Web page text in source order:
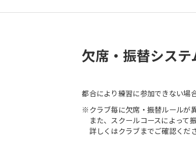
欠席・振替システ
都合により練習に参加できない場
※クラブ毎に欠席・振替ルールが
また、スクールコースによって
詳しくはクラブまでご確認くださ